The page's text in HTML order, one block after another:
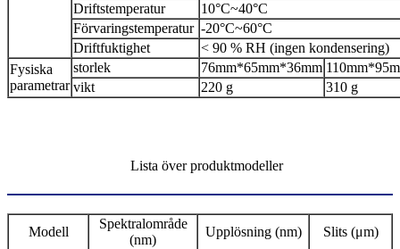
Driftstemperatur
10°C~40°C
Förvaringstemperatur -20°C~60°C
Driftfuktighet
< 90 % RH (ingen kondensering)
Fysiska
parametrar
storlek 76mm*65mm*36mm
vikt
220 g 310 g
Lista över produktmodeller
Modell
Spektralområde
(nm)
Upplösning (nm) Slits (μm)